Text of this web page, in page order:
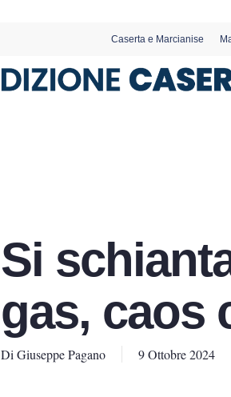
Caserta e Marcianise
Si
gas, caos
Di Giuseppe Pagano 9 Ottobre 2024